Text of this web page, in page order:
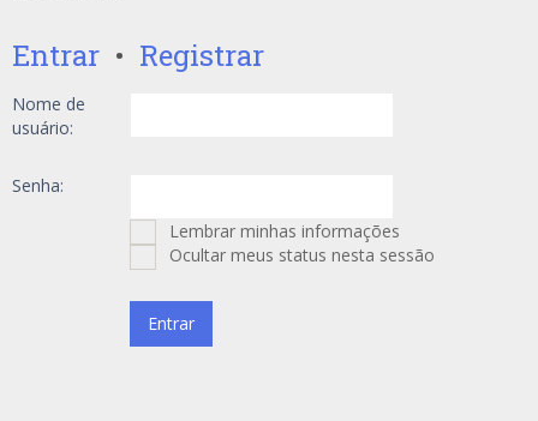
Entrar • Registrar
Nome de
usuário:
Senha:
Lembrar minhas informações
Ocultar meus status nesta sessão